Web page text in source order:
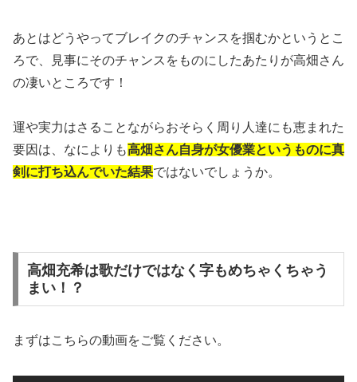
あとはどうやってブレイクのチャンスを掴むかというとこ
ろで、見事にそのチャンスをものにしたあたりが高畑さん
の凄いところです！
運や実力はさることながらおそらく周り人達にも恵まれた
要因は、なによりも高畑さん自身が女優業というものに真
剣に打ち込んでいた結果ではないでしょうか。
高畑充希は歌だけではなく字もめちゃくちゃう
まい！？
まずはこちらの動画をご覧ください。